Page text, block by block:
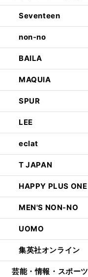
Seventeen
non-no
BAILA
MAQUIA
SPUR
LEE
eclat
T JAPAN
HAPPY PLUS ONE
MEN'S NON-NO
UOMO
集英社オンライン
芸能・情報・スポーツ